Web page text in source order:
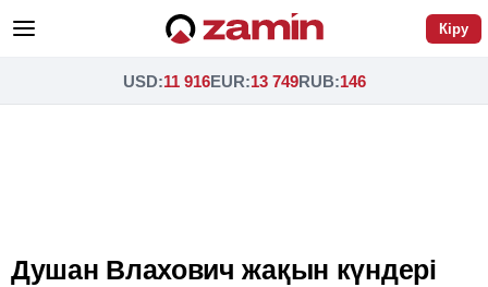
Кіру
USD:11 916EUR:13 749RUB:146
Душан Влахович жақын күндері